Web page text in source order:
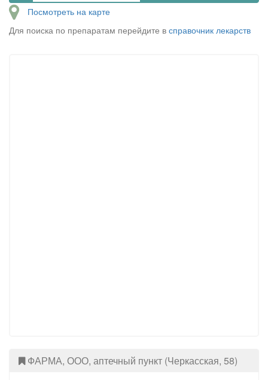
Посмотреть на карте
Для поиска по препаратам перейдите в справочник лекарств
ФАРМА, ООО, аптечный пункт (Черкасская, 58)